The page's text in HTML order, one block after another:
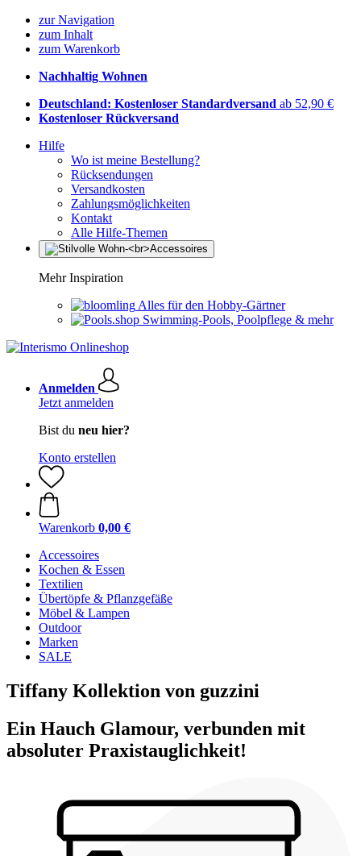
zur Navigation
zum Inhalt
zum Warenkorb
Nachhaltig Wohnen
Deutschland: Kostenloser Standardversand ab 52,90 €
Kostenloser Rückversand
Hilfe
Wo ist meine Bestellung?
Rücksendungen
Versandkosten
Zahlungsmöglichkeiten
Kontakt
Alle Hilfe-Themen
Mehr Inspiration
Alles für den Hobby-Gärtner
Swimming-Pools, Poolpflege & mehr
Anmelden
Jetzt anmelden
Bist du neu hier?
Konto erstellen
Warenkorb 0,00 €
Accessoires
Kochen & Essen
Textilien
Übertöpfe & Pflanzgefäße
Möbel & Lampen
Outdoor
Marken
SALE
Tiffany Kollektion von guzzini
Ein Hauch Glamour, verbunden mit
absoluter Praxistauglichkeit!